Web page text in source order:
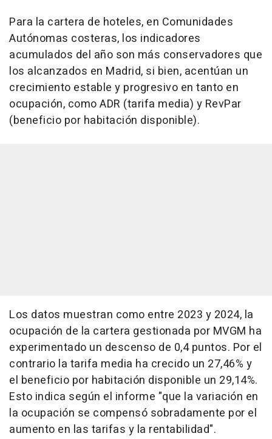
Para la cartera de hoteles, en Comunidades
Autónomas costeras, los indicadores
acumulados del año son más conservadores que
los alcanzados en Madrid, si bien, acentúan un
crecimiento estable y progresivo en tanto en
ocupación, como ADR (tarifa media) y RevPar
(beneficio por habitación disponible).
Los datos muestran como entre 2023 y 2024, la
ocupación de la cartera gestionada por MVGM ha
experimentado un descenso de 0,4 puntos. Por el
contrario la tarifa media ha crecido un 27,46% y
el beneficio por habitación disponible un 29,14%.
Esto indica según el informe "que la variación en
la ocupación se compensó sobradamente por el
aumento en las tarifas y la rentabilidad".